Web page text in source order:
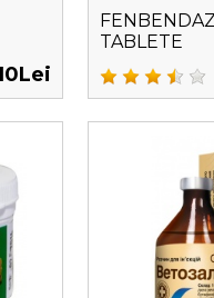
TABLETE